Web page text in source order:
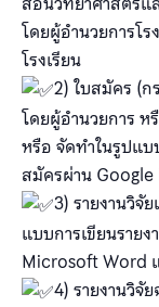
โดยผู้อำนวยการโ
โรงเรียน
2) ใบสมัคร (ก
โดยผู้อำนวยการ ห
หรือ จัดทำในรูปแ
สมัครผ่าน Google
3) รายงานวิจั
แบบการเขียนราย
Microsoft Word
4) รายงานวิจั